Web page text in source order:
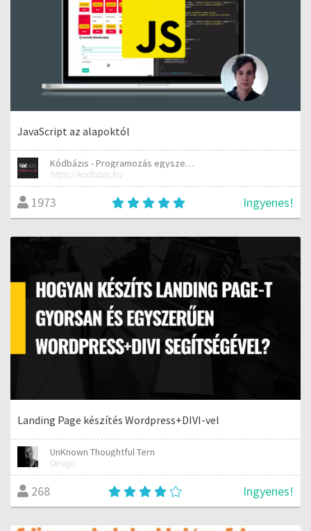
JavaScript az alapoktól
Kódbázis - Programozás egyszerűen elmagyarázva
https://kodbazis.hu
1973 Ingyenes!
Landing Page készítés Wordpress+DIVI-vel
UnKnown Thoughtful Tern
Design
268 Ingyenes!